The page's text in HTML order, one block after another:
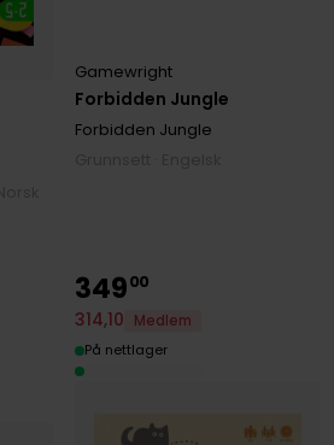
Forbidden Jungle
Gamewright
Forbidden Jungle
34900
314,10
Medlem
På nettlager